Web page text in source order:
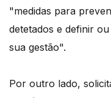
"medidas para
detetados e definir
sua gestão".
Por outro lado,